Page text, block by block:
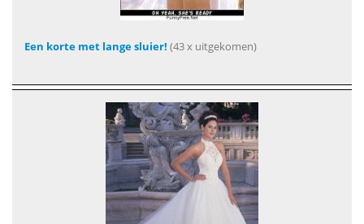
Een korte met lange sluier! (43 x uitgekomen)